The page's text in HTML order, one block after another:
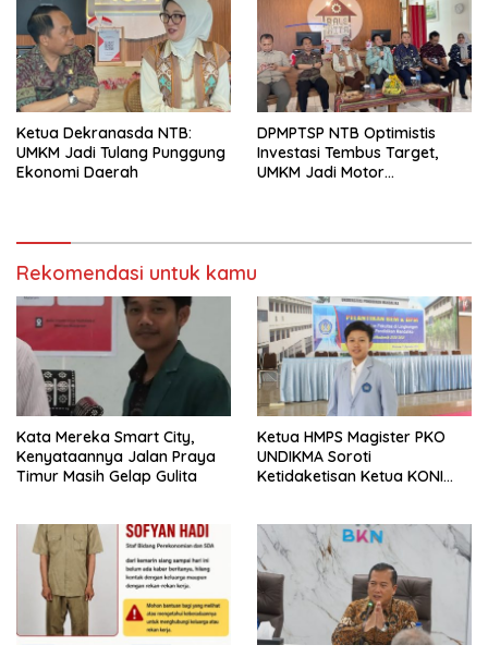
Ketua Dekranasda NTB:
UMKM Jadi Tulang Punggung
Ekonomi Daerah
DPMPTSP NTB Optimistis
Investasi Tembus Target,
UMKM Jadi Motor
Rekomendasi untuk kamu
Kata Mereka Smart City,
Kenyataannya Jalan Praya
Timur Masih Gelap Gulita
Ketua HMPS Magister PKO
UNDIKMA Soroti
Ketidaketisan Ketua KONI
Arena Kepentingan Sesaat